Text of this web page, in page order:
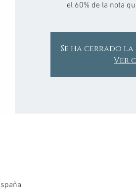
el 60% de la nota
Se ha cerrado
Ver